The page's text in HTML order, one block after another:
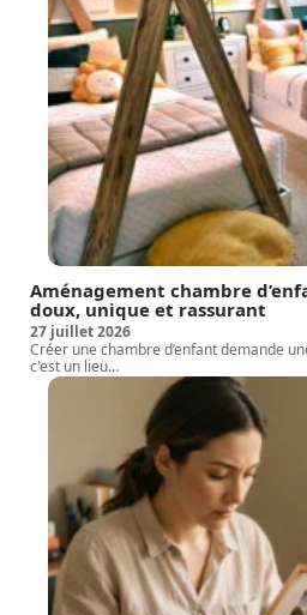
Aménagement chambre
doux, unique et rassurant
27 juillet 2026
Créer une chambre d’enfant demande
c'est un lieu…